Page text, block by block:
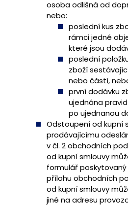
osoba odlišná od
nebo:
poslední kus
rámci jedné
které jsou
poslední
zboží
nebo částí,
první dodávku
ujednána
po ujednanou
Odstoupení od kupní
prodávajícímu
v čl. 2 obchodních
od kupní smlouvy
formulář
přílohu obchodních
od kupní smlouvy
jiné na adresu